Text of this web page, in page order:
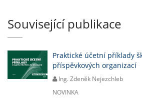
Související publikace
Praktické účetní příklady
příspěvkových organizací
Ing. Zdeněk Nejezchleb
NOVINKA